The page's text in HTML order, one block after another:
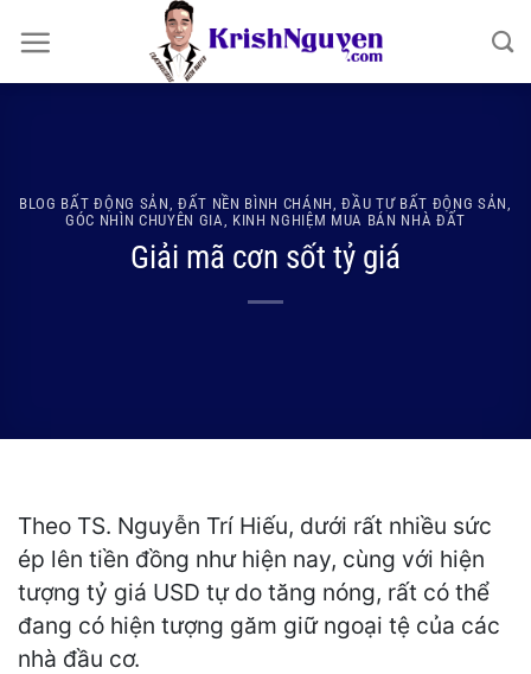
qua
nội
BLOG BẤT ĐỘNG SẢN ĐẤT NỀN BÌNH CHÁNH ,ĐẦU TƯ BẤT ĐỘNG SẢN
GÓC NHÌN CHUYÊN GIA
KINH NGHIỆM MUA BÁN NHÀ ĐẤT
Giải mã cơn sốt tỷ giá
Theo TS. Nguyễn Trí Hiếu, dưới rất nhiều sức
ép lên tiền đồng như hiện nay, cùng với hiện
tượng tỷ giá USD tự do tăng nóng, rất có thể
đang có hiện tượng găm giữ ngoại tệ của các
nhà đầu cơ.